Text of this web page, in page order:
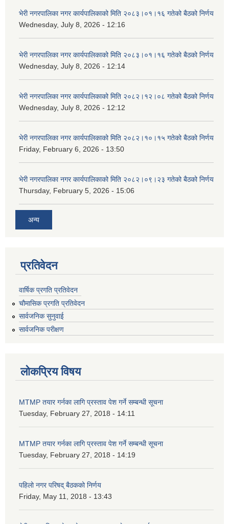
भेरी नगरपालिका नगर कार्यपालिकाको मिति २०८३।०१।१६ गतेको बैठको निर्णय
Wednesday, July 8, 2026 - 12:16
भेरी नगरपालिका नगर कार्यपालिकाको मिति २०८३।०१।१६ गतेको बैठको निर्णय
Wednesday, July 8, 2026 - 12:14
भेरी नगरपालिका नगर कार्यपालिकाको मिति २०८२।१२।०८ गतेको बैठको निर्णय
Wednesday, July 8, 2026 - 12:12
भेरी नगरपालिका नगर कार्यपालिकाको मिति २०८२।१०।१५ गतेको बैठको निर्णय
Friday, February 6, 2026 - 13:50
भेरी नगरपालिका नगर कार्यपालिकाको मिति २०८२।०९।२३ गतेको बैठको निर्णय
Thursday, February 5, 2026 - 15:06
अन्य
प्रतिवेदन
वार्षिक प्रगति प्रतिवेदन
चौमासिक प्रगति प्रतिवेदन
सार्वजनिक सुनुवाई
सार्वजनिक परीक्षण
लोकप्रिय विषय
MTMP तयार गर्नका लागि प्रस्ताव पेश गर्ने सम्बन्धी सूचना
Tuesday, February 27, 2018 - 14:11
MTMP तयार गर्नका लागि प्रस्ताव पेश गर्ने सम्बन्धी सूचना
Tuesday, February 27, 2018 - 14:19
पहिलो नगर परिषद् बैठकको निर्णय
Friday, May 11, 2018 - 13:43